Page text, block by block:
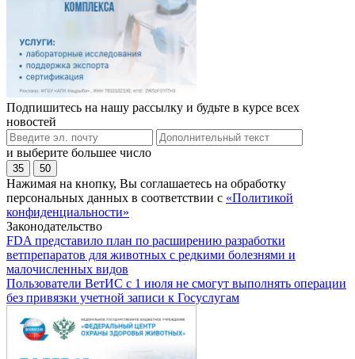
Подпишитесь на нашу рассылку и будьте в курсе всех
новостей
и выберите большее число
35 50
Нажимая на кнопку, Вы соглашаетесь на обработку
персональных данных в соответствии с «Политикой
конфиденциальности»
Законодательство
FDA представило план по расширению разработки
ветпрепаратов для животных с редкими болезнями и
малочисленных видов
Пользователи ВетИС с 1 июля не смогут выполнять операции
без привязки учетной записи к Госуслугам